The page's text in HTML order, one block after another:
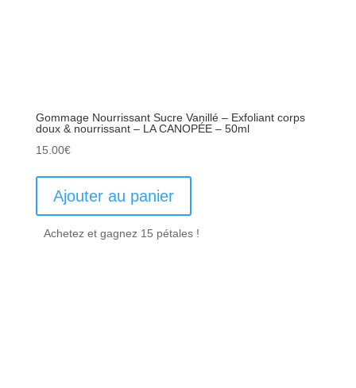
Gommage Nourrissant Sucre Vanillé – Exfoliant corps
doux & nourrissant – LA CANOPÉE – 50ml
15.00€
Ajouter au panier
Achetez et gagnez 15 pétales !